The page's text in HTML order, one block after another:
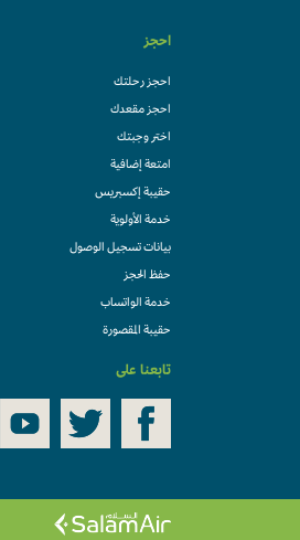
احجز
احجز رحلتك
احجز مقعدك
اختر وجبتك
امتعة إضافية
حقيبة إكسبريس
خدمة الأولوية
بيانات تسجيل الوصول
حفظ الحجز
خدمة الواتساب
حقيبة المقصورة
تابعنا على